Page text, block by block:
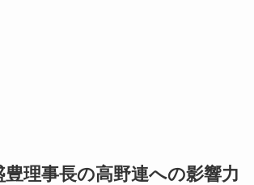
豊理事長の高野連への影響力